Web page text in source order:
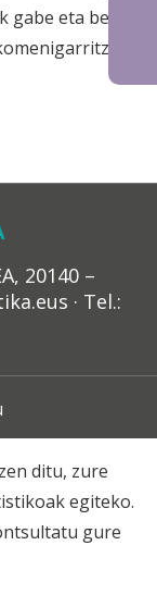
eta beren
jo
20140 –
· Tel.:
ditu, zure
egiteko.
gure